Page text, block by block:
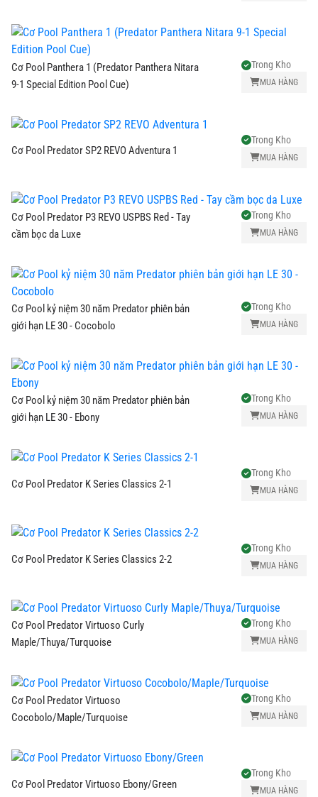
Cơ Pool Panthera 1 (Predator Panthera Nitara
9-1 Special Edition Pool Cue)
Trong Kho
MUA HÀNG
Cơ Pool Predator SP2 REVO Adventura 1
Trong Kho
MUA HÀNG
Cơ Pool Predator P3 REVO USPBS Red - Tay
cầm bọc da Luxe
Trong Kho
MUA HÀNG
Cơ Pool kỷ niệm 30 năm Predator phiên bản
giới hạn LE 30 - Cocobolo
Trong Kho
MUA HÀNG
Cơ Pool kỷ niệm 30 năm Predator phiên bản
giới hạn LE 30 - Ebony
Trong Kho
MUA HÀNG
Cơ Pool Predator K Series Classics 2-1
Trong Kho
MUA HÀNG
Cơ Pool Predator K Series Classics 2-2
Trong Kho
MUA HÀNG
Cơ Pool Predator Virtuoso Curly
Maple/Thuya/Turquoise
Trong Kho
MUA HÀNG
Cơ Pool Predator Virtuoso
Cocobolo/Maple/Turquoise
Trong Kho
MUA HÀNG
Cơ Pool Predator Virtuoso Ebony/Green
Trong Kho
MUA HÀNG